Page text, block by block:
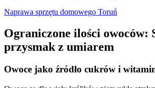
Naprawa sprzętu domowego Toruń
Ograniczone ilości owoców:
przysmak z umiarem
Owoce jako źródło cukrów i